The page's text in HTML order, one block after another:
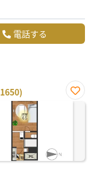
電話する
お気